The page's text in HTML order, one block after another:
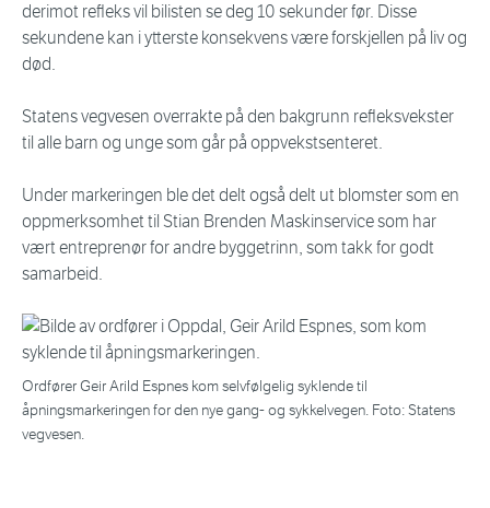
derimot refleks vil bilisten se deg 10 sekunder før. Disse
sekundene kan i ytterste konsekvens være forskjellen på liv og
død.
Statens vegvesen overrakte på den bakgrunn refleksvekster
til alle barn og unge som går på oppvekstsenteret.
Under markeringen ble det delt også delt ut blomster som en
oppmerksomhet til Stian Brenden Maskinservice som har
vært entreprenør for andre byggetrinn, som takk for godt
samarbeid.
Ordfører Geir Arild Espnes kom selvfølgelig syklende til
åpningsmarkeringen for den nye gang- og sykkelvegen. Foto: Statens
vegvesen.